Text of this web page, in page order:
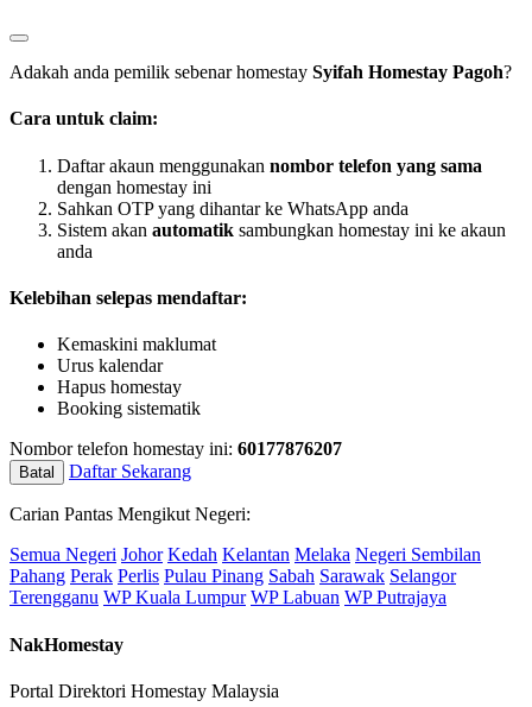
Adakah anda pemilik sebenar homestay Syifah Homestay Pagoh?
Cara untuk claim:
Daftar akaun menggunakan nombor telefon yang sama
dengan homestay ini
Sahkan OTP yang dihantar ke WhatsApp anda
Sistem akan automatik sambungkan homestay ini ke akaun
anda
Kelebihan selepas mendaftar:
Kemaskini maklumat
Urus kalendar
Hapus homestay
Booking sistematik
Nombor telefon homestay ini: 60177876207
Batal Daftar Sekarang
Carian Pantas Mengikut Negeri:
Semua Negeri Johor Kedah Kelantan Melaka Negeri Sembilan
Pahang Perak Perlis Pulau Pinang Sabah Sarawak Selangor
Terengganu WP Kuala Lumpur WP Labuan WP Putrajaya
NakHomestay
Portal Direktori Homestay Malaysia